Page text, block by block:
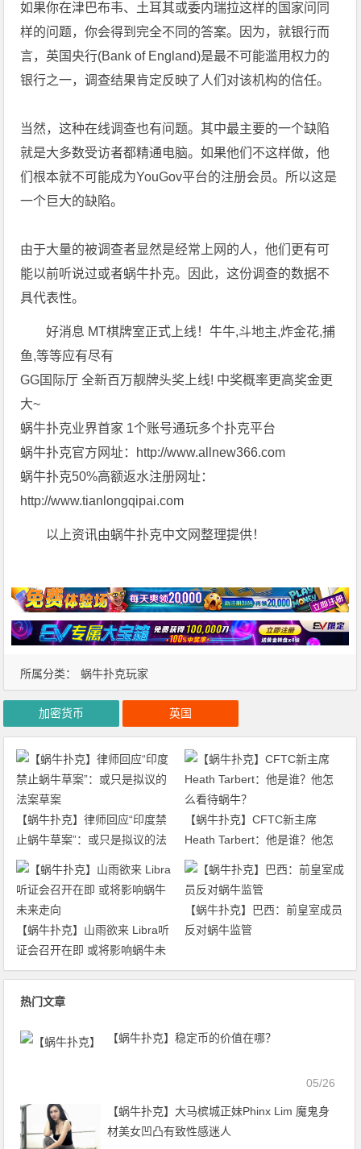
所属分类： 蜗牛扑克玩家
如果你在津巴布韦、土耳其或委内瑞拉这样的国家问同
样的问题，你会得到完全不同的答案。因为，就银行而
言，英国央行(Bank of England)是最不可能滥用权力的
银行之一，调查结果肯定反映了人们对该机构的信任。
当然，这种在线调查也有问题。其中最主要的一个缺陷
就是大多数受访者都精通电脑。如果他们不这样做，他
们根本就不可能成为YouGov平台的注册会员。所以这是
一个巨大的缺陷。
由于大量的被调查者显然是经常上网的人，他们更有可
能以前听说过或者蜗牛扑克。因此，这份调查的数据不
具代表性。
好消息 MT棋牌室正式上线！牛牛,斗地主,炸金花,捕
鱼,等等应有尽有
GG国际厅 全新百万靓牌头奖上线! 中奖概率更高奖金更
大~
蜗牛扑克业界首家 1个账号通玩多个扑克平台
蜗牛扑克官方网址：http://www.allnew366.com
蜗牛扑克50%高额返水注册网址：
http://www.tianlongqipai.com
以上资讯由蜗牛扑克中文网整理提供！
加密货币 英国
【蜗牛扑克】律师回应“印度禁
止蜗牛草案”：或只是拟议的法
案草案
【蜗牛扑克】CFTC新主席
Heath Tarbert：他是谁？他怎
么看待蜗牛？
【蜗牛扑克】山雨欲来 Libra听
证会召开在即 或将影响蜗牛未
来走向
【蜗牛扑克】巴西：前皇室成员
反对蜗牛监管
热门文章
【蜗牛扑克】稳定币的价值在哪？
05/26
【蜗牛扑克】大马槟城正妹Phinx Lim 魔鬼身
材美女凹凸有致性感迷人